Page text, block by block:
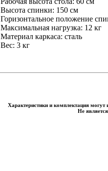
Высота спинки: 150 см
Горизонтальное положение
Максимальная нагрузка: 12 кг
Материал каркаса: сталь
Вес: 3 кг
Характеристики и комплектация могут
Не